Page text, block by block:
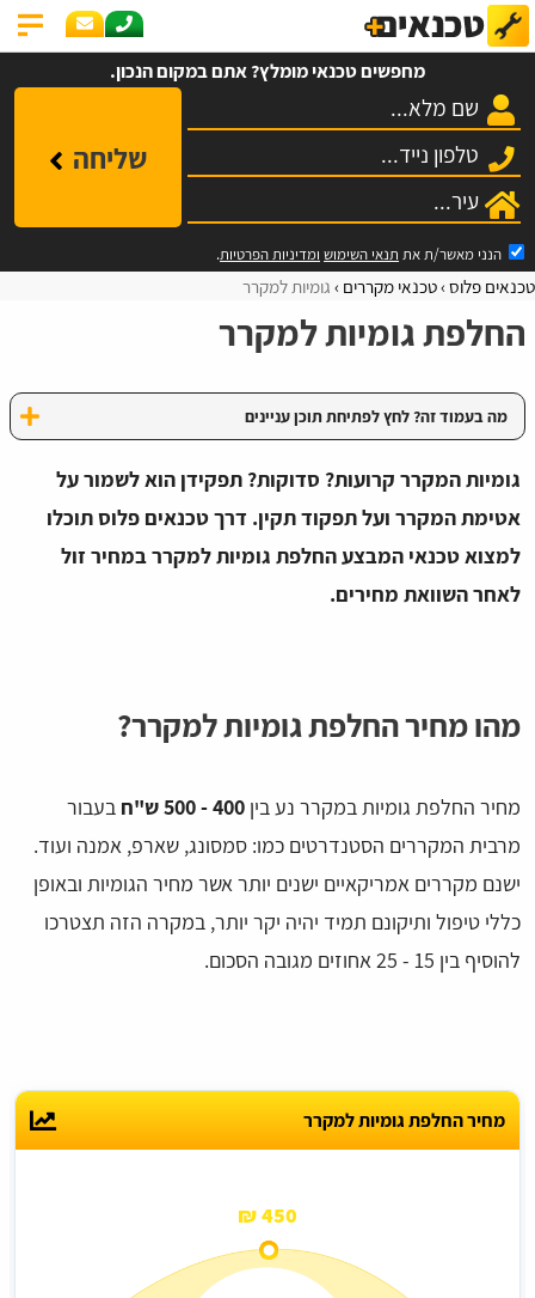
מחפשים טכנאי מומלץ? אתם במקום הנכון.
שליחה
הנני מאשר/ת את תנאי השימוש ומדיניות הפרטיות.
טכנאים פלוס טכנאי מקררים גומיות למקרר
החלפת גומיות למקרר
מה בעמוד זה? לחץ לפתיחת תוכן עניינים
גומיות המקרר קרועות? סדוקות? תפקידן הוא לשמור על
אטימת המקרר ועל תפקוד תקין. דרך טכנאים פלוס תוכלו
למצוא טכנאי המבצע החלפת גומיות למקרר במחיר זול
לאחר השוואת מחירים.
מהו מחיר החלפת גומיות למקרר?
מחיר החלפת גומיות במקרר נע בין 400 - 500 ש"ח
בעבור
מרבית המקררים הסטנדרטים כמו: סמסונג, שארפ, אמנה ועוד.
ישנם מקררים אמריקאיים ישנים יותר אשר מחיר הגומיות ובאופן
כללי טיפול ותיקונם תמיד יהיה יקר יותר, במקרה הזה תצטרכו
להוסיף בין 15 - 25 אחוזים מגובה הסכום.
מחיר החלפת גומיות למקרר
450 ₪